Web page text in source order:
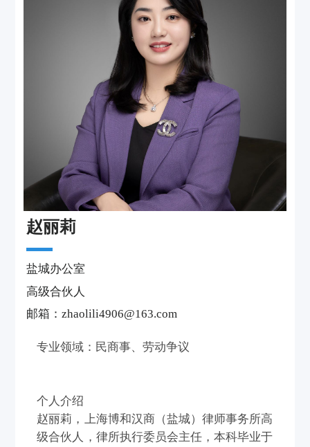
金额近十亿，有丰富的诉讼经验。
张卫东与上海生盈砼制品有限公司房屋租赁合
同纠纷一案，作为被告代理人多次积极协商，
反复沟通，做了大量工作，最终双方因诉讼费
以及律师费承担问题陷入僵局。代理人主动放
弃律师费，并协调法院减免案件受理费，最终
达成和解，纠纷完美解决。为当事人分忧解难
是律师的宗旨！
执业理念
以客户利益优先，追求口碑！
赵丽莉
盐城办公室
高级合伙人
邮箱：zhaolili4906@163.com
专业领域：民商事、劳动争议
个人介绍
赵丽莉，上海博和汉商（盐城）律师事务所高
级合伙人，律所执行委员会主任，本科毕业于